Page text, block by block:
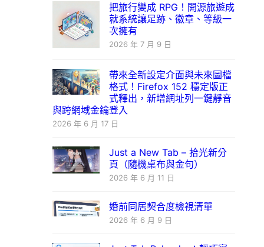
把旅行變成 RPG！開源旅遊成
就系統讓足跡、徽章、等級一
次擁有
2026 年 7 月 9 日
帶來全新設定介面與未來圖檔
格式！Firefox 152 穩定版正
式釋出，新增網址列一鍵靜音
與跨網域金鑰登入
2026 年 6 月 17 日
Just a New Tab – 拾光新分
頁（隨機桌布與金句）
2026 年 6 月 11 日
婚前同居契合度檢視清單
2026 年 6 月 9 日